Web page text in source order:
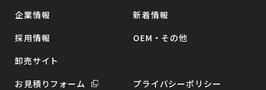
企業情報
新着情報
採用情報
OEM・その他
卸売サイト
お見積りフォーム
プライバシーポリシー